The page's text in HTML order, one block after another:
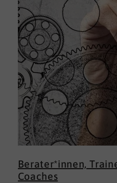
Berater*innen,
Coaches